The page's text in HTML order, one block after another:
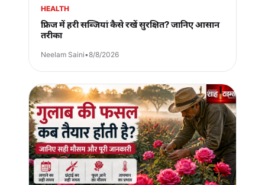
HEALTH
फ्रिज में हरी सब्जियां कैसे रखें सुरक्षित? जानिए आसान
तरीका
Neelam Saini•8/8/2026